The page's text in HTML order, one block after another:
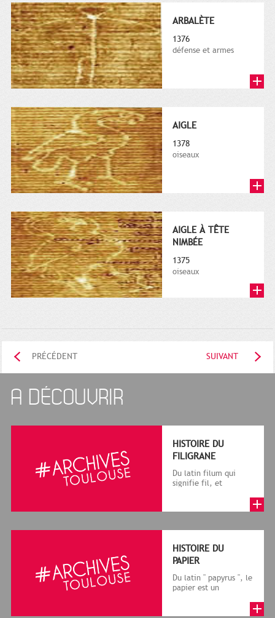
ARBALÈTE
1376
défense et armes
AIGLE
1378
oiseaux
AIGLE À TÊTE
NIMBÉE
1375
oiseaux
PRÉCÉDENT SUIVANT
A DÉCOUVRIR
HISTOIRE DU
FILIGRANE
Du latin filum qui
signifie fil, et
le cadre de la f...
HISTOIRE DU
PAPIER
Du latin " papyrus ", le
papier est un